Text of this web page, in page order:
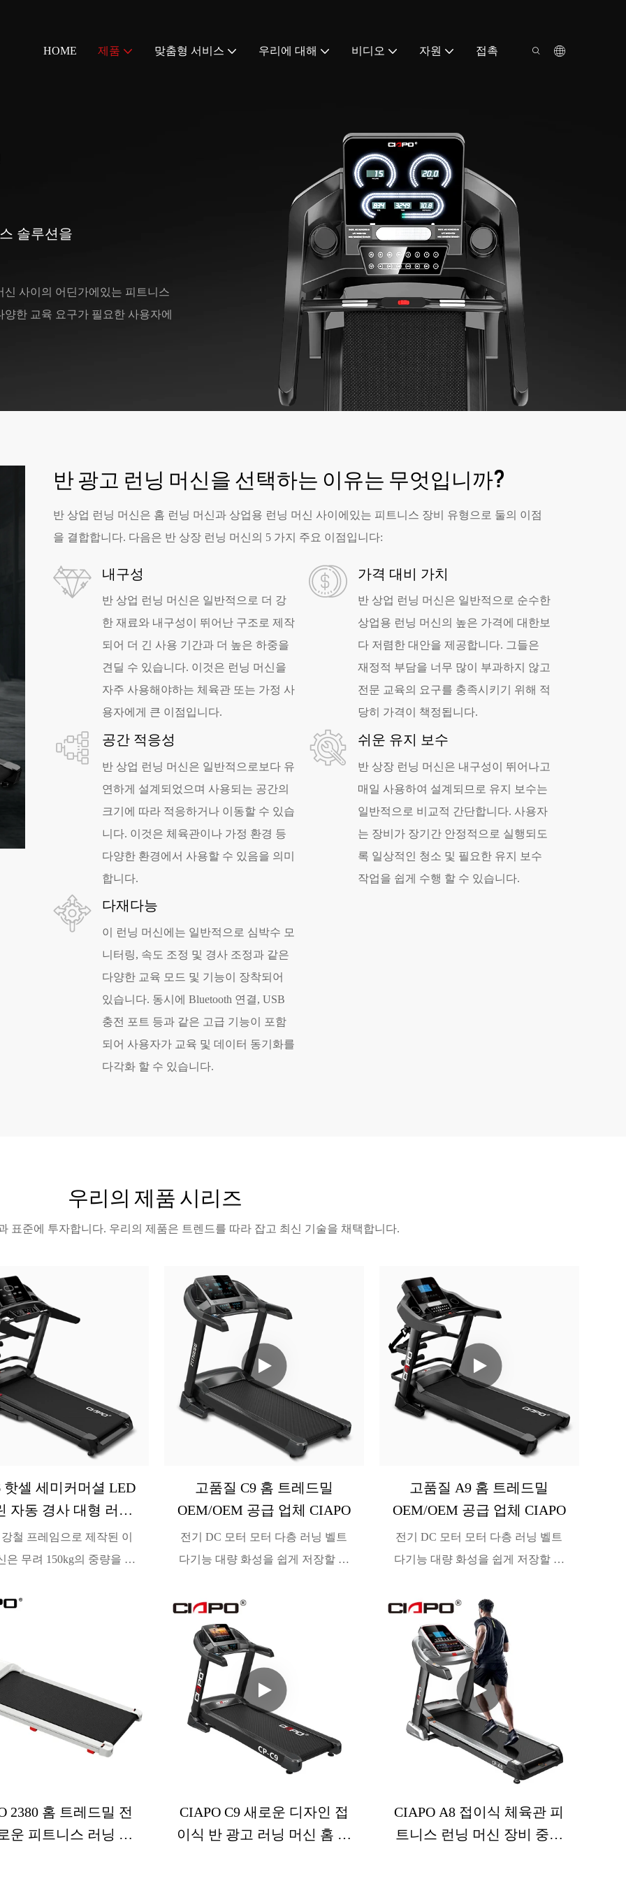
HOME 제품 맞춤형 서비스 우리에 대해 비디오 자원 접촉
솔루션을
사이의 어딘가에있는 피트니스
한 교육 요구가 필요한 사용자에
반 광고 런닝 머신을 선택하는 이유는 무엇입니까?
반 상업 런닝 머신은 홈 런닝 머신과 상업용 런닝 머신 사이에있는 피트니스 장비 유형으로 둘의 이점
을 결합합니다. 다음은 반 상장 런닝 머신의 5 가지 주요 이점입니다:
내구성
반 상업 런닝 머신은 일반적으로 더 강
한 재료와 내구성이 뛰어난 구조로 제작
되어 더 긴 사용 기간과 더 높은 하중을
견딜 수 있습니다. 이것은 런닝 머신을
자주 사용해야하는 체육관 또는 가정 사
용자에게 큰 이점입니다.
가격 대비 가치
반 상업 런닝 머신은 일반적으로 순수한
상업용 런닝 머신의 높은 가격에 대한보
다 저렴한 대안을 제공합니다. 그들은
재정적 부담을 너무 많이 부과하지 않고
전문 교육의 요구를 충족시키기 위해 적
당히 가격이 책정됩니다.
공간 적응성
반 상업 런닝 머신은 일반적으로보다 유
연하게 설계되었으며 사용되는 공간의
크기에 따라 적응하거나 이동할 수 있습
니다. 이것은 체육관이나 가정 환경 등
다양한 환경에서 사용할 수 있음을 의미
합니다.
쉬운 유지 보수
반 상장 런닝 머신은 내구성이 뛰어나고
매일 사용하여 설계되므로 유지 보수는
일반적으로 비교적 간단합니다. 사용자
는 장비가 장기간 안정적으로 실행되도
록 일상적인 청소 및 필요한 유지 보수
작업을 쉽게 수행 할 수 있습니다.
다재다능
이 런닝 머신에는 일반적으로 심박수 모
니터링, 속도 조정 및 경사 조정과 같은
다양한 교육 모드 및 기능이 장착되어
있습니다. 동시에 Bluetooth 연결, USB
충전 포트 등과 같은 고급 기능이 포함
되어 사용자가 교육 및 데이터 동기화를
다각화 할 수 있습니다.
우리의 제품 시리즈
표준에 투자합니다. 우리의 제품은 트렌드를 따라 잡고 최신 기술을 채택합니다.
핫셀 세미커머셜 LED
자동 경사 대형 러닝
사지기 OEM/ODM 공
급업체 CIAPO
철 프레임으로 제작된 이
은 무려 150kg의 중량을 견
속되는 내구성과 안전성을
은 89kg으로 운송 편의성과
활용도를 모두 최적화했습
유닛은 20HQ 컨테이너당 90
량 운송을 지원하여 놀라운
효율성을 보여줍니다.
고품질 C9 홈 트레드밀
OEM/OEM 공급 업체 CIAPO
전기 DC 모터 모터 다층 러닝 벨트
다기능 대량 화성을 쉽게 저장할 수
격 흡수를 측정 할 수 있습니다. 바벨
리프팅 중에 편안하게 유지하고 적절
한 운동 형태를 유지할 수있는 인체
공학적 디자인이 있습니다. 다양한
운동 중에 안전을 보장합니다
고품질 A9 홈 트레드밀
OEM/OEM 공급 업체 CIAPO
전기 DC 모터 모터 다층 러닝 벨트
다기능 대량 화성을 쉽게 저장할 수
격 흡수를 측정 할 수 있습니다. 바벨
리프팅 중에 편안하게 유지하고 적절
한 운동 형태를 유지할 수있는 인체
공학적 디자인이 있습니다. 다양한
운동 중에 안전을 보장합니다
2380 홈 트레드밀 전
운 피트니스 러닝 머
CIAPO C9 새로운 디자인 접
이식 반 광고 러닝 머신 홈 트
CIAPO A8 접이식 체육관 피
트니스 런닝 머신 장비 중국